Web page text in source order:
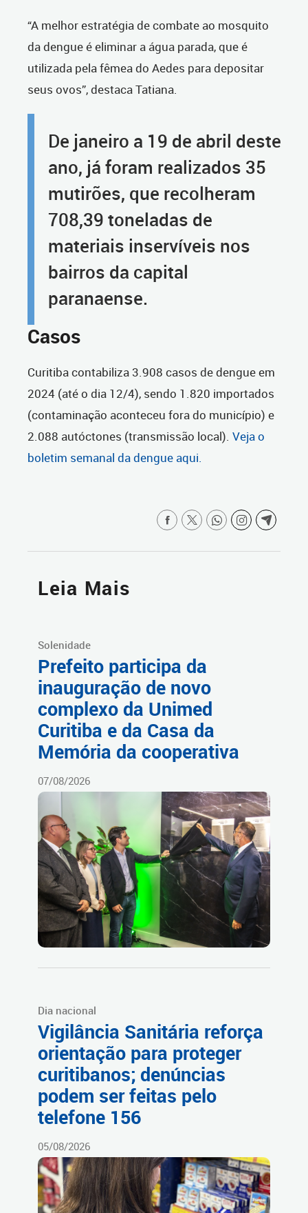
“A melhor estratégia de combate ao mosquito
da dengue é eliminar a água parada, que é
utilizada pela fêmea do Aedes para depositar
seus ovos”, destaca Tatiana.
De janeiro a 19 de abril deste
ano, já foram realizados 35
mutirões, que recolheram
708,39 toneladas de
materiais inservíveis nos
bairros da capital
paranaense.
Casos
Curitiba contabiliza 3.908 casos de dengue em
2024 (até o dia 12/4), sendo 1.820 importados
(contaminação aconteceu fora do município) e
2.088 autóctones (transmissão local). Veja o
boletim semanal da dengue aqui.
Leia Mais
Solenidade
Prefeito participa da
inauguração de novo
complexo da Unimed
Curitiba e da Casa da
Memória da cooperativa
07/08/2026
Dia nacional
Vigilância Sanitária reforça
orientação para proteger
curitibanos; denúncias
podem ser feitas pelo
telefone 156
05/08/2026